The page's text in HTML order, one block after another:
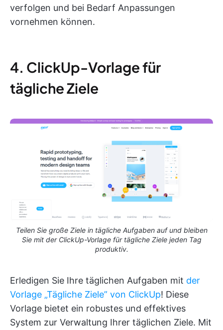
verfolgen und bei Bedarf Anpassungen
vornehmen können.
4. ClickUp-Vorlage für
tägliche Ziele
Teilen Sie große Ziele in tägliche Aufgaben auf und bleiben
Sie mit der ClickUp-Vorlage für tägliche Ziele jeden Tag
produktiv.
Erledigen Sie Ihre täglichen Aufgaben mit der
Vorlage „Tägliche Ziele” von ClickUp! Diese
Vorlage bietet ein robustes und effektives
System zur Verwaltung Ihrer täglichen Ziele. Mit